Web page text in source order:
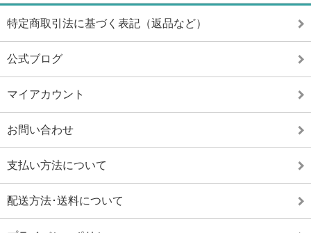
特定商取引法に基づく表記（返品など）
公式ブログ
マイアカウント
お問い合わせ
支払い方法について
配送方法･送料について